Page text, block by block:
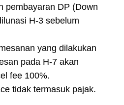
pembayaran DP (Down
H-3 sebelum
yang dilakukan
pada H-7 akan
fee 100%.
tidak termasuk pajak.